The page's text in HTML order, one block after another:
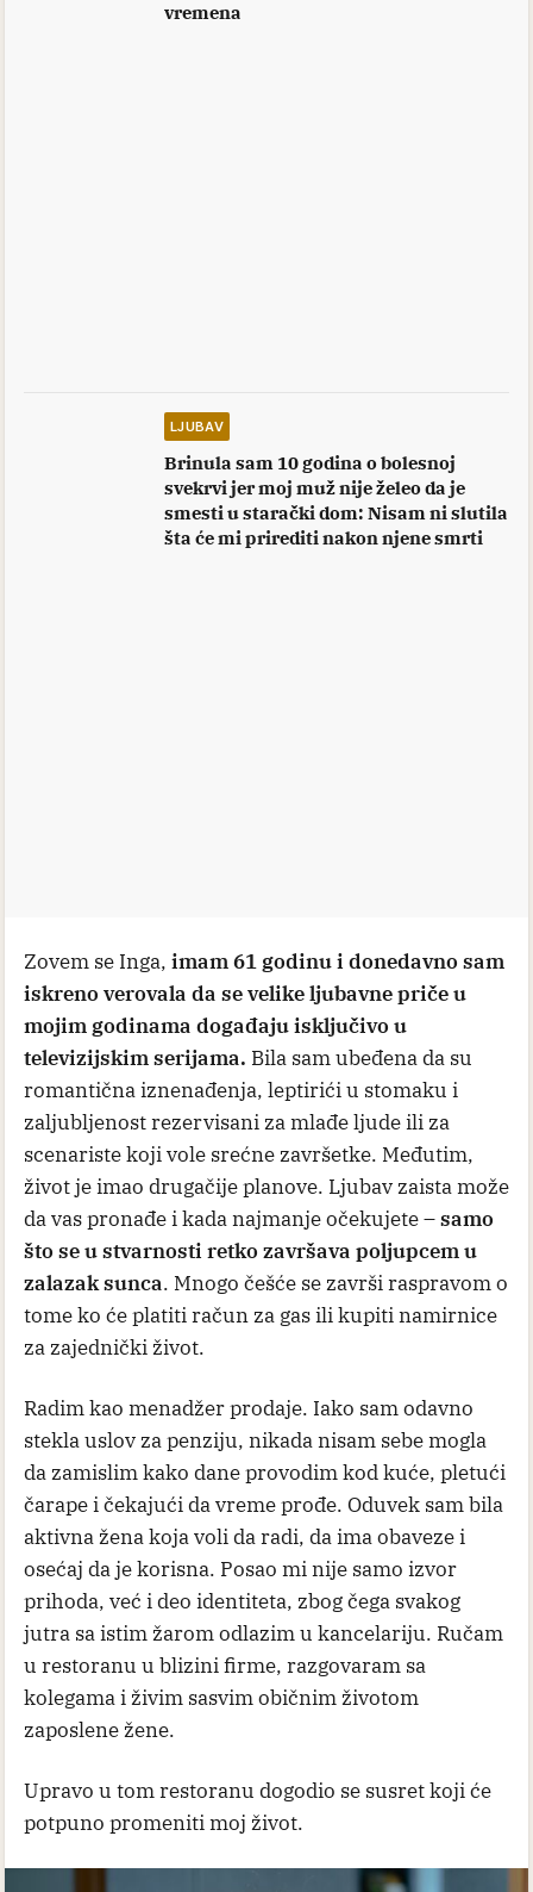
vremena
LJUBAV
Brinula sam 10 godina o bolesnoj
svekrvi jer moj muž nije želeo da je
smesti u starački dom: Nisam ni slutila
šta će mi prirediti nakon njene smrti
Zovem se Inga, imam 61 godinu i donedavno sam
iskreno verovala da se velike ljubavne priče u
mojim godinama događaju isključivo u
televizijskim serijama. Bila sam ubeđena da su
romantična iznenađenja, leptirići u stomaku i
zaljubljenost rezervisani za mlađe ljude ili za
scenariste koji vole srećne završetke. Međutim,
život je imao drugačije planove. Ljubav zaista može
da vas pronađe i kada najmanje očekujete –samo
što se u stvarnosti retko završava poljupcem u
zalazak sunca. Mnogo češće se završi raspravom o
tome ko će platiti račun za gas ili kupiti namirnice
za zajednički život.
Radim kao menadžer prodaje. Iako sam odavno
stekla uslov za penziju, nikada nisam sebe mogla
da zamislim kako dane provodim kod kuće, pletući
čarape i čekajući da vreme prođe. Oduvek sam bila
aktivna žena koja voli da radi, da ima obaveze i
osećaj da je korisna. Posao mi nije samo izvor
prihoda, već i deo identiteta, zbog čega svakog
jutra sa istim žarom odlazim u kancelariju. Ručam
u restoranu u blizini firme, razgovaram sa
kolegama i živim sasvim običnim životom
zaposlene žene.
Upravo u tom restoranu dogodio se susret koji će
potpuno promeniti moj život.